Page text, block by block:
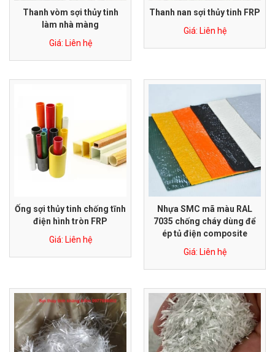
Thanh vòm sợi thủy tinh
làm nhà màng
Giá: Liên hệ
Thanh nan sợi thủy tinh FRP
Giá: Liên hệ
Ống sợi thủy tinh chống tĩnh
điện hình tròn FRP
Giá: Liên hệ
Nhựa SMC mã màu RAL
7035 chống cháy dùng để
ép tủ điện composite
Giá: Liên hệ